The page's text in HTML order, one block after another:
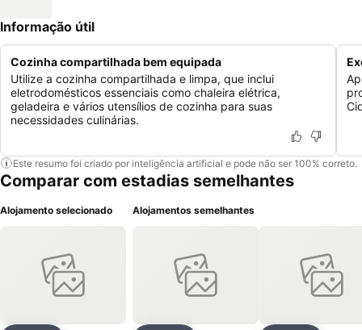
Informação útil
Cozinha compartilhada bem equipada
Utilize a cozinha compartilhada e limpa, que inclui
eletrodomésticos essenciais como chaleira elétrica,
geladeira e vários utensílios de cozinha para suas
necessidades culinárias.
Este resumo foi criado por inteligência artificial e pode não ser 100% correto.
Comparar com estadias semelhantes
Alojamento selecionado Alojamentos semelhantes